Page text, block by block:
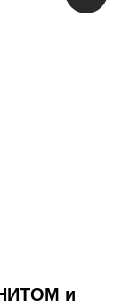
и